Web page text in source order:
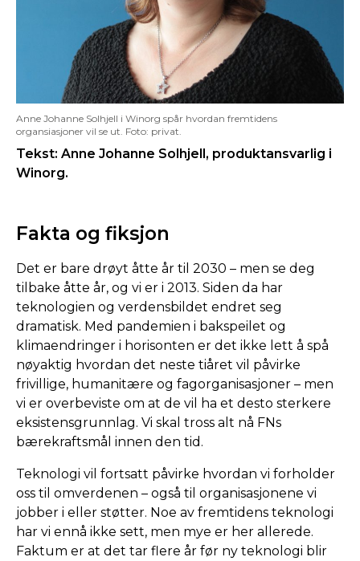
Anne Johanne Solhjell i Winorg spår hvordan fremtidens
organsiasjoner vil se ut. Foto: privat.
Tekst: Anne Johanne Solhjell, produktansvarlig i
Winorg.
Fakta og fiksjon
Det er bare drøyt åtte år til 2030 – men se deg
tilbake åtte år, og vi er i 2013. Siden da har
teknologien og verdensbildet endret seg
dramatisk. Med pandemien i bakspeilet og
klimaendringer i horisonten er det ikke lett å spå
nøyaktig hvordan det neste tiåret vil påvirke
frivillige, humanitære og fagorganisasjoner – men
vi er overbeviste om at de vil ha et desto sterkere
eksistensgrunnlag. Vi skal tross alt nå FNs
bærekraftsmål innen den tid.
Teknologi vil fortsatt påvirke hvordan vi forholder
oss til omverdenen – også til organisasjonene vi
jobber i eller støtter. Noe av fremtidens teknologi
har vi ennå ikke sett, men mye er her allerede.
Faktum er at det tar flere år før ny teknologi blir